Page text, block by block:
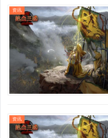
资讯
资讯